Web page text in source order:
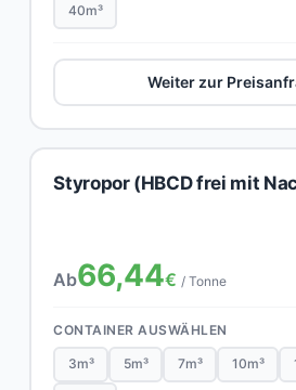
40m³
Weiter zur
Styropor (HBCD frei mit
Ab66,44€ / Tonne
CONTAINER AUSWÄHLEN
3m³ 5m³ 7m³ 10m³